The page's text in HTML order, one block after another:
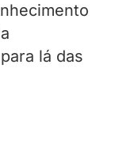
lá das